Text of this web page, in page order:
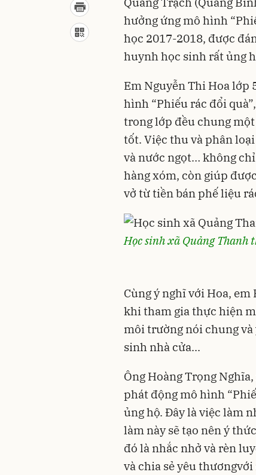
hưởng ứng mô hình
học 2017-2018, được
huynh học sinh rất ủng
Em Nguyễn Thi Hoa lớp
hình “Phiếu rác đổi
trong lớp đều chung
tốt. Việc thu và phân
và nước ngọt… không
hàng xóm, còn giúp
vở từ tiền bán phế liệu
Học sinh xã Quảng Thanh
Cùng ý nghĩ với Hoa,
khi tham gia thực hiện
môi trường nói chung
sinh nhà cửa...
Ông Hoàng Trọng
phát động mô hình
ủng hộ. Đây là việc làm
làm này sẽ tạo nên ý
đó là nhắc nhở và rèn
và chia sẻ yêu